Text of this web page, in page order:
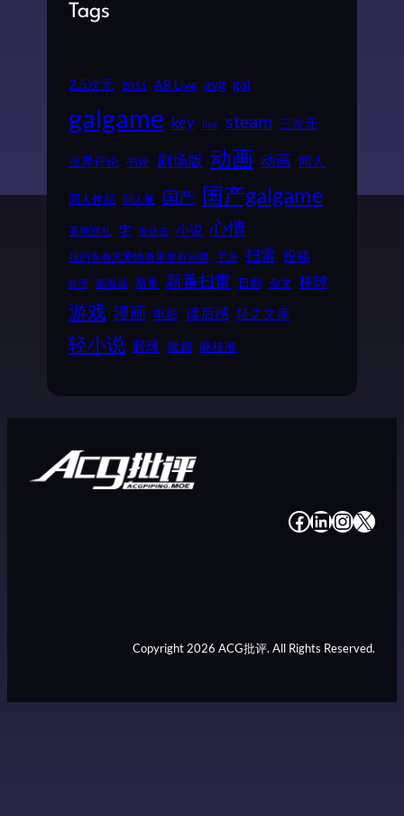
Tags
2.5次元 2011 AR Live avg gal
galgame key live steam 三次元
业界评论 书评 剧场版 动画 动画 同人
同人作品 同人展 国产 国产galgame
圣地巡礼 宅 安达充 小说 心情
我的青春恋爱物语果然有问题 手游 扫雷 投稿
推理 新海诚 新番 新番扫雷 日剧 杂文 棒球
游戏 漫画 电影 读后感 轻之文库
轻小说 野球 魔都 麻枝准
# # # #
Copyright 2026 ACG批评. All Rights Reserved.